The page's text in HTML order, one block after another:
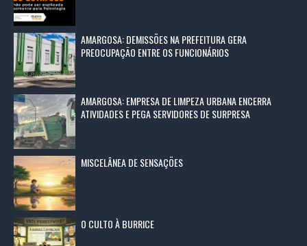
AMARGOSA: DEMISSÕES NA PREFEITURA GERA
PREOCUPAÇÃO ENTRE OS FUNCIONÁRIOS
AMARGOSA: EMPRESA DE LIMPEZA URBANA ENCERRA
ATIVIDADES E PEGA SERVIDORES DE SURPRESA
MISCELÂNEA DE SENSAÇÕES
O CULTO À BURRICE